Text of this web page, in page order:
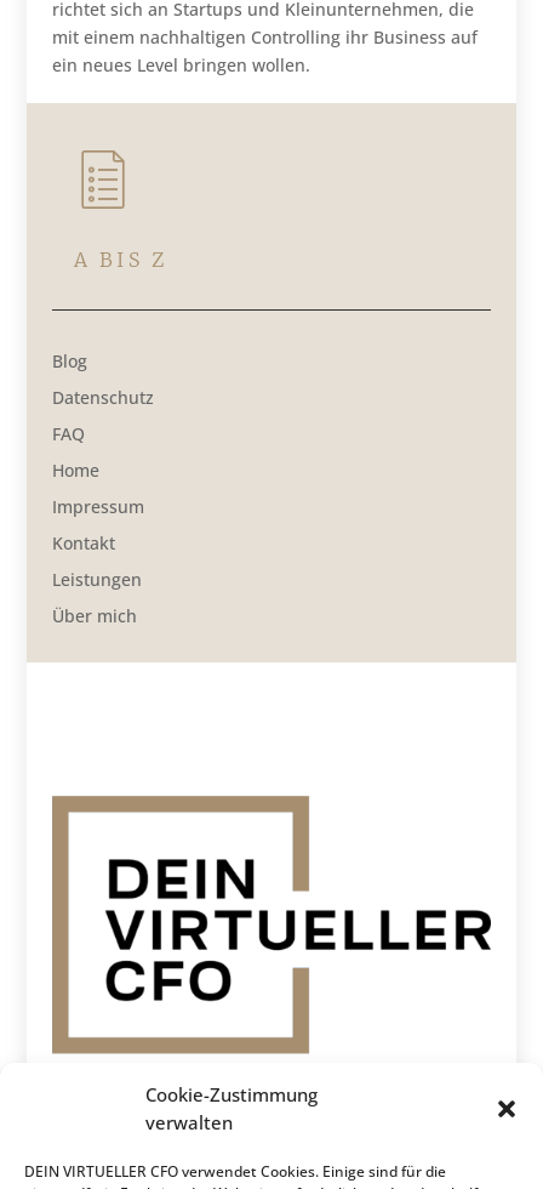
Cookie-Zustimmung
verwalten
DEIN VIRTUELLER CFO verwendet Cookies. Einige sind für die
richtet sich an Startups und Kleinunternehmen, die
mit einem nachhaltigen Controlling ihr Business auf
ein neues Level bringen wollen.
A BIS Z
Blog
Datenschutz
FAQ
Home
Impressum
Kontakt
Leistungen
Über mich